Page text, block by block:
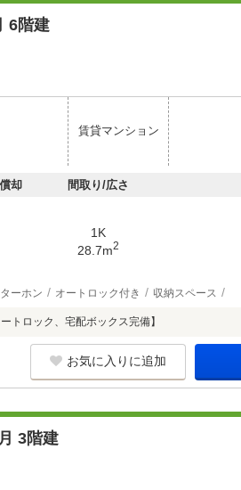
6階建
賃貸マンション
却 間取り/広さ
1K
28.7m2
ーホン オートロック付き 収納スペース
トロック、宅配ボックス完備】
お気に入りに追加
3階建